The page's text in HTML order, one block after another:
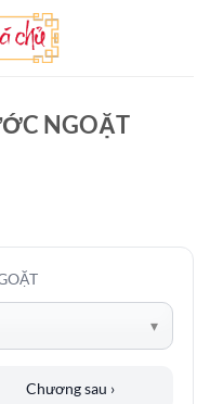
NGOẶT
Chương sau ›